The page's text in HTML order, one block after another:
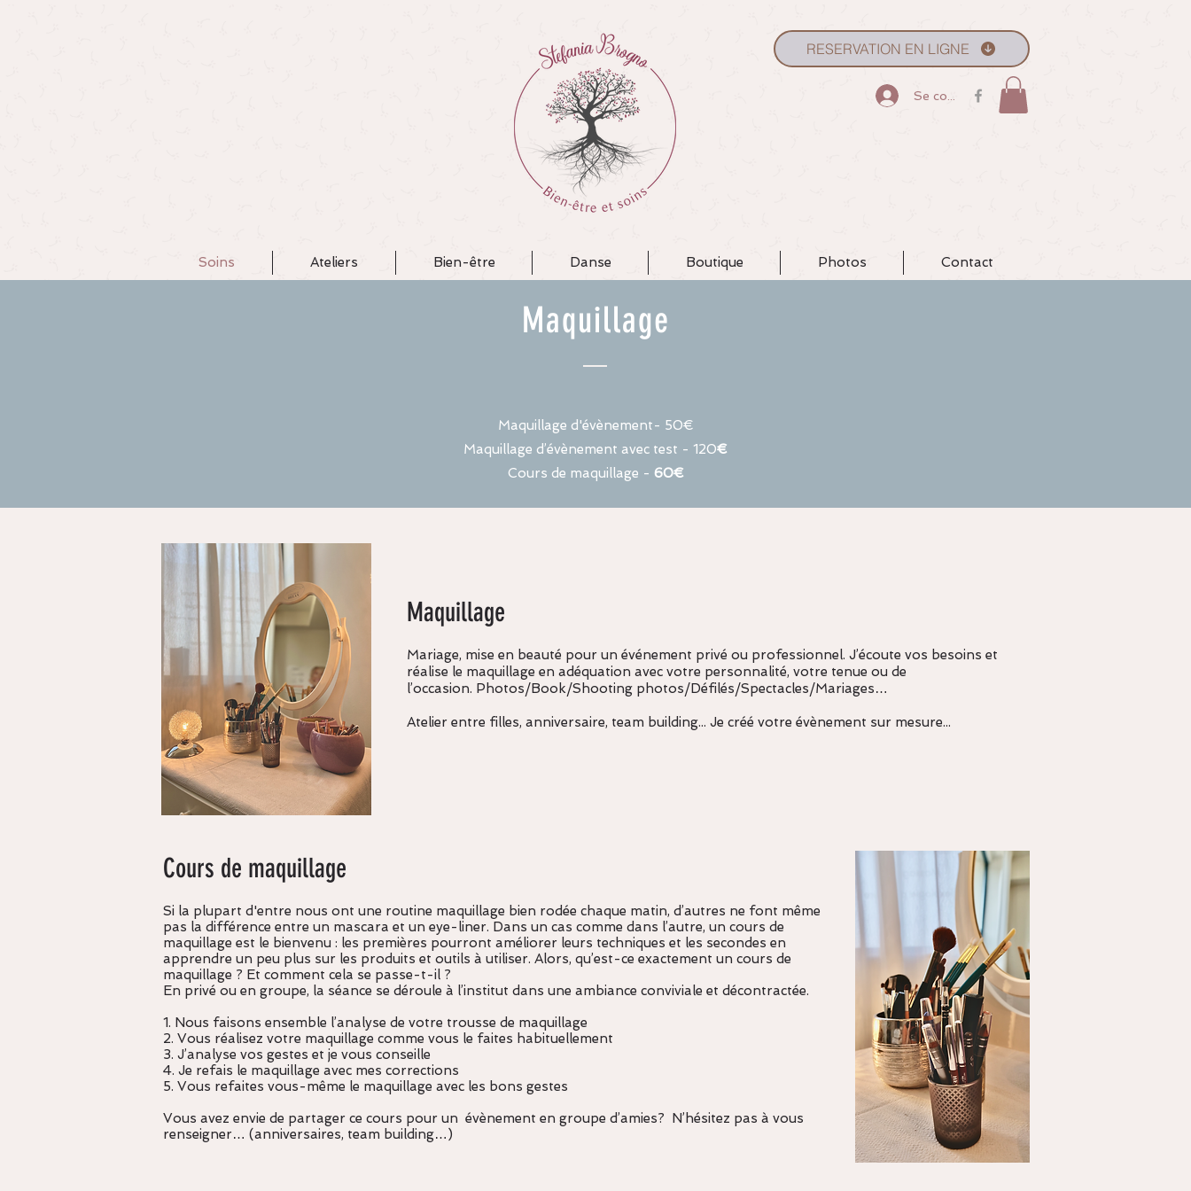
RESERVATION EN LIGNE
Se connecter
Soins Ateliers Bien-être Danse Boutique Photos Contact
Maquillage
Maquillage d'évènement- 50€
Maquillage d’évènement avec test - 120€
Cours de maquillage - 60€
Maquillage
Mariage, mise en beauté pour un événement privé ou professionnel. J’écoute vos besoins et
réalise le maquillage en adéquation avec votre personnalité, votre tenue ou de
l’occasion. Photos/Book/Shooting photos/Défilés/Spectacles/Mariages…
Atelier entre filles, anniversaire, team building... Je créé votre évènement sur mesure...
Cours de maquillage
Si la plupart d'entre nous ont une routine maquillage bien rodée chaque matin, d’autres ne font même
pas la différence entre un mascara et un eye-liner. Dans un cas comme dans l’autre, un cours de
maquillage est le bienvenu : les premières pourront améliorer leurs techniques et les secondes en
apprendre un peu plus sur les produits et outils à utiliser. Alors, qu’est-ce exactement un cours de
maquillage ? Et comment cela se passe-t-il ?
En privé ou en groupe, la séance se déroule à l’institut dans une ambiance conviviale et décontractée.
1. Nous faisons ensemble l’analyse de votre trousse de maquillage
2. Vous réalisez votre maquillage comme vous le faites habituellement
3. J’analyse vos gestes et je vous conseille
4. Je refais le maquillage avec mes corrections
5. Vous refaites vous-même le maquillage avec les bons gestes
Vous avez envie de partager ce cours pour un évènement en groupe d’amies? N’hésitez pas à vous
renseigner… (anniversaires, team building…)